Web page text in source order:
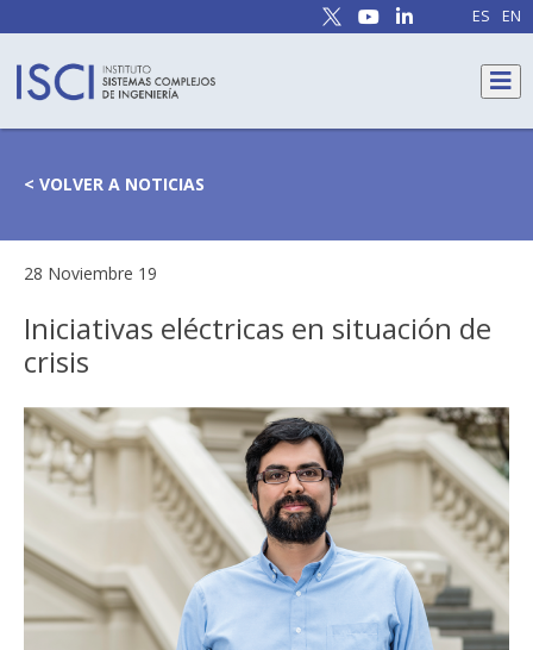
ES EN
< VOLVER A NOTICIAS
28 Noviembre 19
Iniciativas eléctricas en situación de
crisis